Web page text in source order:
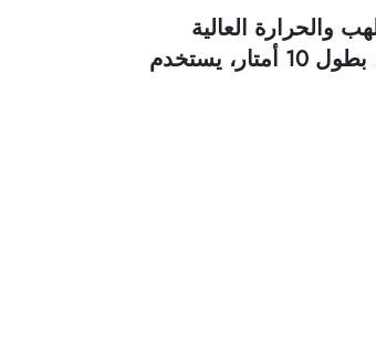
والحرارة العالية
للسيارات من الوجه الواحد، بطول 10 أمتار، يستخدم